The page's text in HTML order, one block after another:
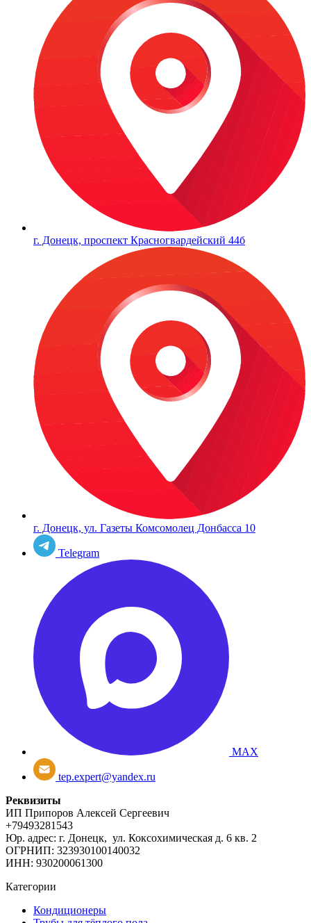
г. Донецк, проспект Красногвардейский 44б
г. Донецк, ул. Газеты Комсомолец Донбасса 10
Telegram
MAX
tep.expert@yandex.ru
Реквизиты
ИП Припоров Алексей Сергеевич
+79493281543
Юр. адрес: г. Донецк, ул. Коксохимическая д. 6 кв. 2
ОГРНИП: 323930100140032
ИНН: 930200061300
Категории
Кондиционеры